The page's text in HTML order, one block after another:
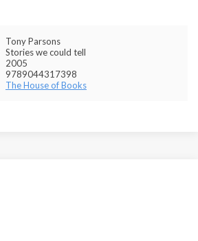
Tony Parsons
Stories we could tell
2005
9789044317398
The House of Books